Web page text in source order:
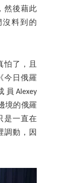
然後藉此
料到的
怕了，且
今日俄羅
Alexey
境的俄羅
是一直在
調動，因